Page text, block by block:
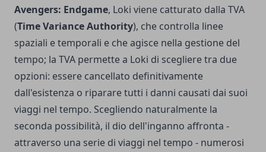
Avengers: Endgame, Loki viene catturato dalla TVA
(Time Variance Authority), che controlla linee
spaziali e temporali e che agisce nella gestione del
tempo; la TVA permette a Loki di scegliere tra due
opzioni: essere cancellato definitivamente
dall'esistenza o riparare tutti i danni causati dai suoi
viaggi nel tempo. Scegliendo naturalmente la
seconda possibilità, il dio dell'inganno affronta -
attraverso una serie di viaggi nel tempo - numerosi